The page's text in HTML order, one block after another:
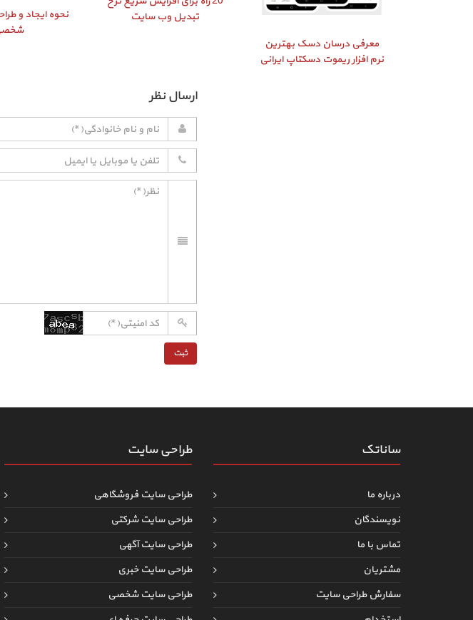
معرفی درسان دسک بهترین
نرم افزار ریموت دسکتاپ ایرانی
تبدیل وب سایت
نحوه ایجاد و
ارسال نظر
ساناتک
درباره ما
نویسندگان
تماس با ما
مشتریان
سفارش طراحی سایت
طراحی سایت
طراحی سایت فروشگاهی
طراحی سایت شرکتی
طراحی سایت آگهی
طراحی سایت خبری
طراحی سایت شخصی